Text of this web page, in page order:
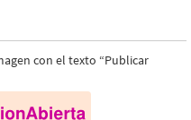
con el texto “Publicar